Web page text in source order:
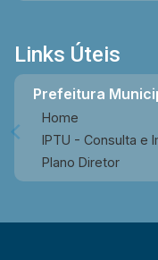
Links Úteis
Prefeitura
Home
IPTU - Consulta e
Plano Diretor